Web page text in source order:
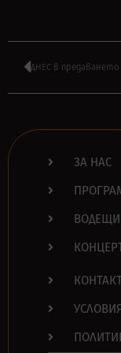
ЗА НАС
ВОДЕЩИ